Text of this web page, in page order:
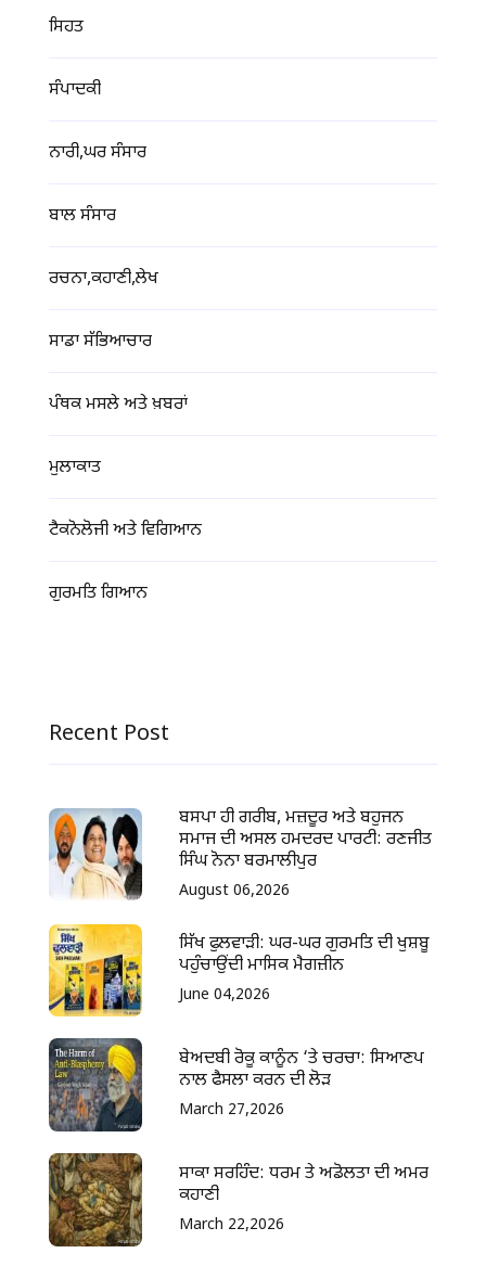
ਸਿਹਤ
ਸੰਪਾਦਕੀ
ਨਾਰੀ,ਘਰ ਸੰਸਾਰ
ਬਾਲ ਸੰਸਾਰ
ਰਚਨਾ,ਕਹਾਣੀ,ਲੇਖ
ਸਾਡਾ ਸੱਭਿਆਚਾਰ
ਪੰਥਕ ਮਸਲੇ ਅਤੇ ਖ਼ਬਰਾਂ
ਮੁਲਾਕਾਤ
ਟੈਕਨੋਲੋਜੀ ਅਤੇ ਵਿਗਿਆਨ
ਗੁਰਮਤਿ ਗਿਆਨ
Recent Post
ਬਸਪਾ ਹੀ ਗਰੀਬ, ਮਜ਼ਦੂਰ ਅਤੇ ਬਹੁਜਨ
ਸਮਾਜ ਦੀ ਅਸਲ ਹਮਦਰਦ ਪਾਰਟੀ: ਰਣਜੀਤ
ਸਿੰਘ ਨੋਨਾ ਬਰਮਾਲੀਪੁਰ
August 06,2026
ਸਿੱਖ ਫੁਲਵਾੜੀ: ਘਰ-ਘਰ ਗੁਰਮਤਿ ਦੀ ਖੁਸ਼ਬੂ
ਪਹੁੰਚਾਉਂਦੀ ਮਾਸਿਕ ਮੈਗਜ਼ੀਨ
June 04,2026
ਬੇਅਦਬੀ ਰੋਕੂ ਕਾਨੂੰਨ ‘ਤੇ ਚਰਚਾ: ਸਿਆਣਪ
ਨਾਲ ਫੈਸਲਾ ਕਰਨ ਦੀ ਲੋੜ
March 27,2026
ਸਾਕਾ ਸਰਹਿੰਦ: ਧਰਮ ਤੇ ਅਡੋਲਤਾ ਦੀ ਅਮਰ
ਕਹਾਣੀ
March 22,2026